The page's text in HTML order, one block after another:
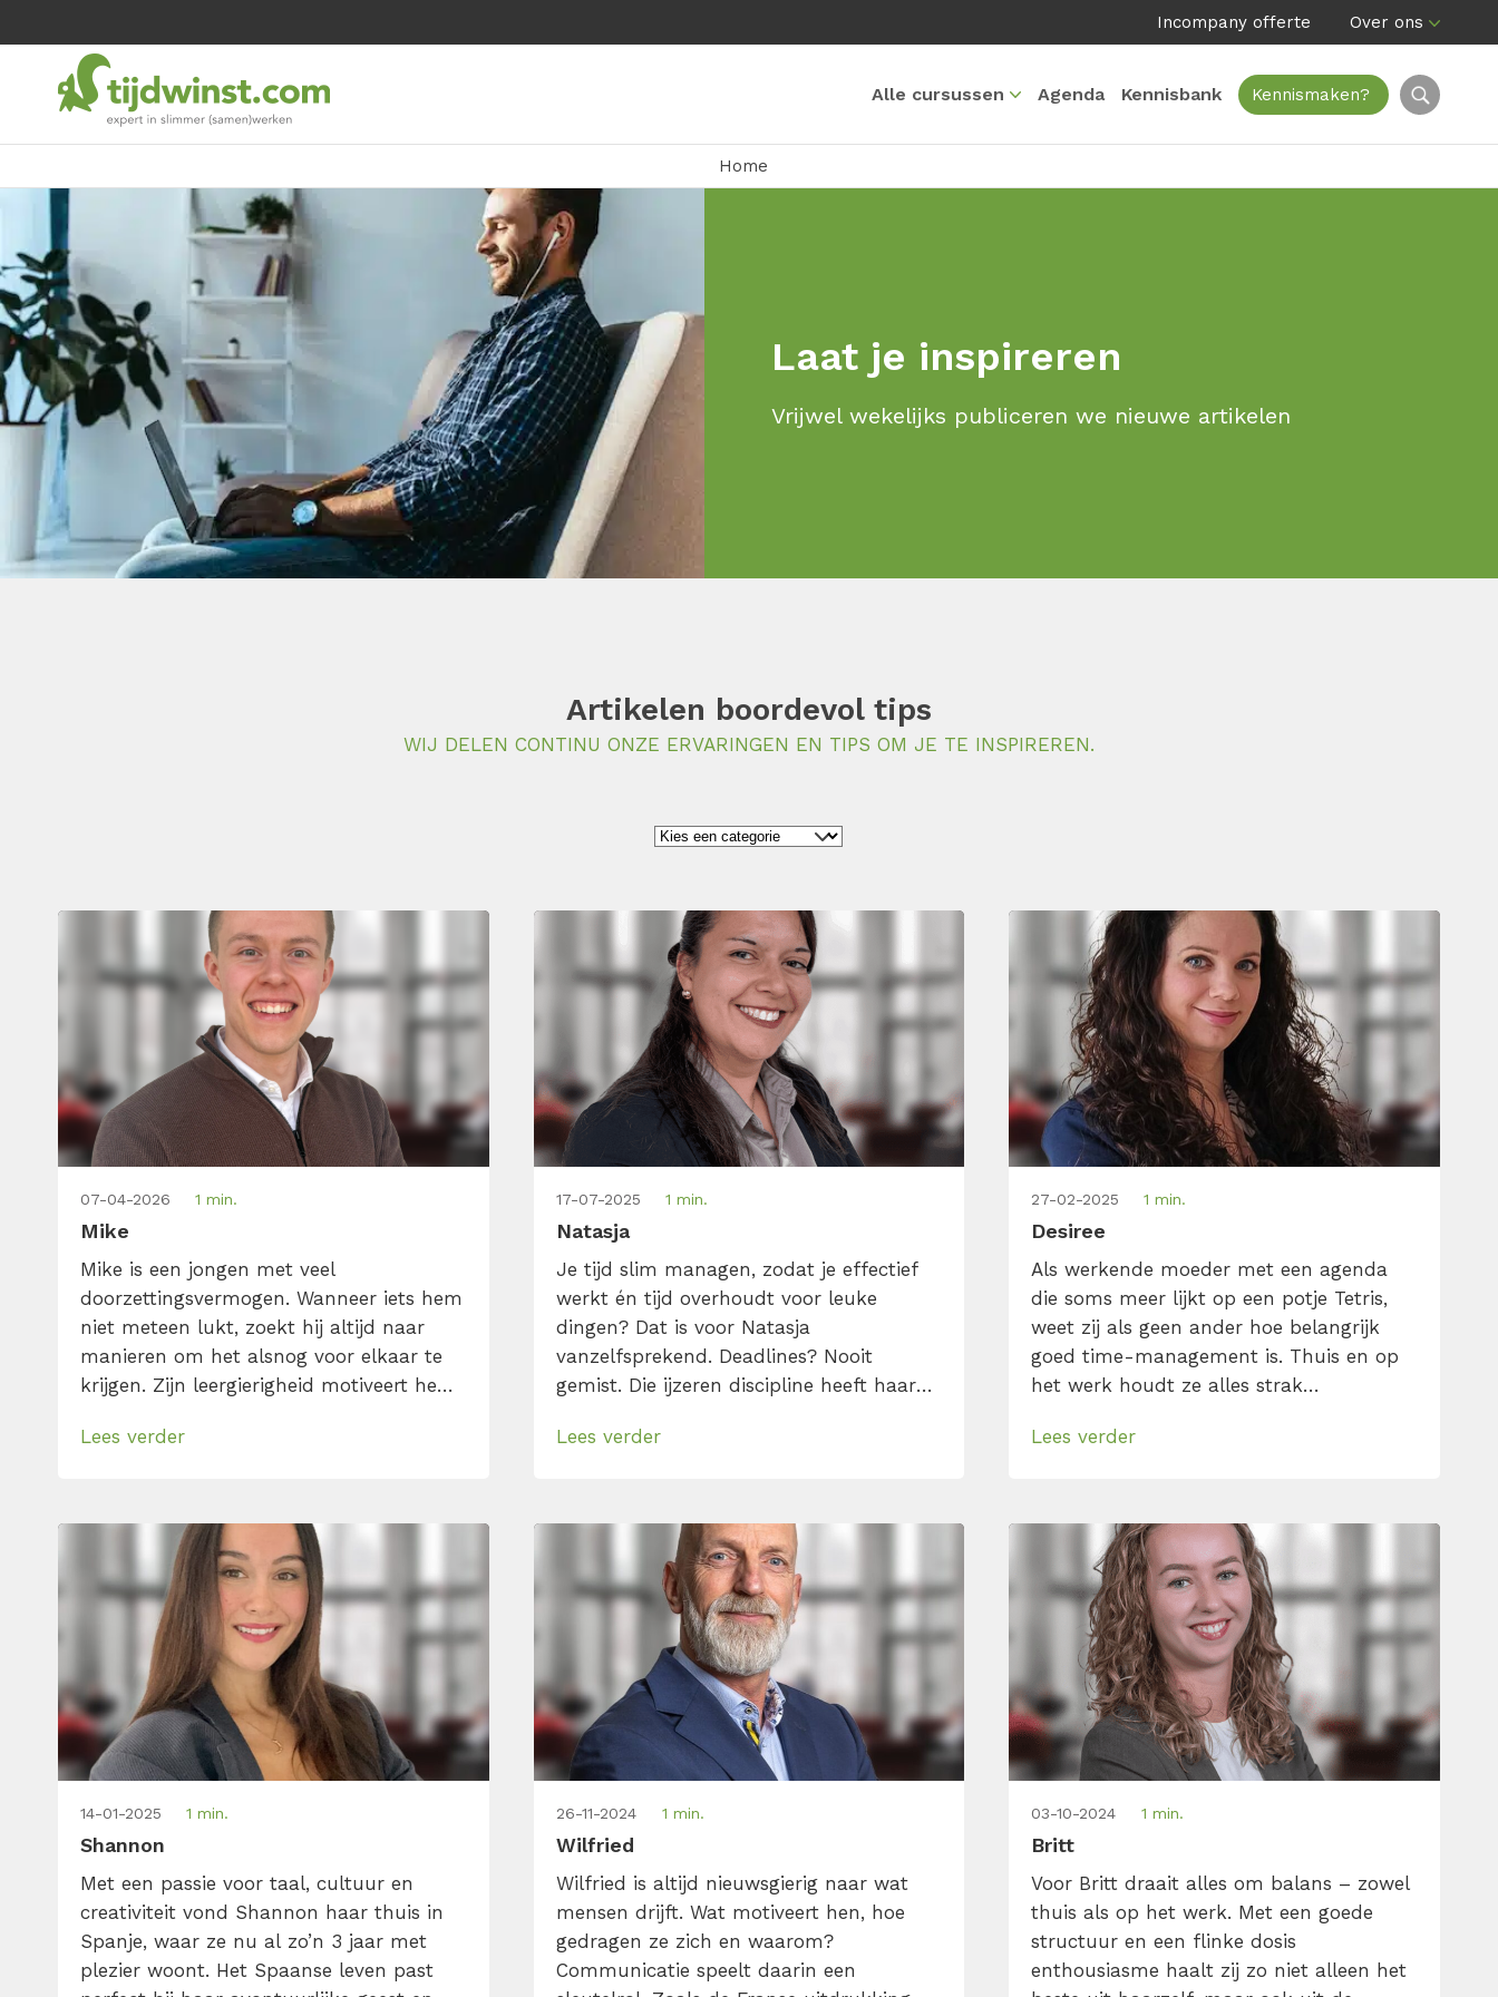
Incompany offerte Over ons
Alle cursussen Agenda Kennisbank Kennismaken?
Home
Laat je inspireren
Vrijwel wekelijks publiceren we nieuwe artikelen
Artikelen boordevol tips
WIJ DELEN CONTINU ONZE ERVARINGEN EN TIPS OM JE TE INSPIREREN.
07-04-2026 1 min.
Mike
Mike is een jongen met veel
doorzettingsvermogen. Wanneer iets hem
niet meteen lukt, zoekt hij altijd naar
manieren om het alsnog voor elkaar te
krijgen. Zijn leergierigheid motiveert hem
mij drijft? Content maken die iets
detail, timing en beeld; […]
Lees verder
17-07-2025 1 min.
Natasja
Je tijd slim managen, zodat je effectief
werkt én tijd overhoudt voor leuke
dingen? Dat is voor Natasja
vanzelfsprekend. Deadlines? Nooit
gemist. Die ijzeren discipline heeft haar
daardoor blijft er elke dag ruimte over
content maken is leuk, maar […]
Lees verder
27-02-2025 1 min.
Desiree
Als werkende moeder met een agenda
die soms meer lijkt op een potje Tetris,
weet zij als geen ander hoe belangrijk
goed time-management is. Thuis en op
het werk houdt ze alles strak
mails tot lunchboxen en gezinsplanning.
brengt ze structuur in chaos. Plannen,
organiseren en slimme manieren vinden
[…]
Lees verder
14-01-2025 1 min.
Shannon
Met een passie voor taal, cultuur en
creativiteit vond Shannon haar thuis in
Spanje, waar ze nu al zo’n 3 jaar met
plezier woont. Het Spaanse leven past
26-11-2024 1 min.
Wilfried
Wilfried is altijd nieuwsgierig naar wat
mensen drijft. Wat motiveert hen, hoe
gedragen ze zich en waarom?
Communicatie speelt daarin een
03-10-2024 1 min.
Britt
Voor Britt draait alles om balans – zowel
thuis als op het werk. Met een goede
structuur en een flinke dosis
enthousiasme haalt zij zo niet alleen het